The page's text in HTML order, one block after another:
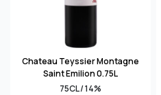
Chateau Teyssier Montagne
Saint Emilion 0.75L
75CL / 14%